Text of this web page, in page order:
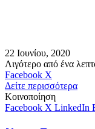
22 Ιουνίου, 2020
Λιγότερο από ένα
Facebook X
μέσω
E-
mail
Δείτε περισσότερα
Κοινοποίηση
Facebook X LinkedIn